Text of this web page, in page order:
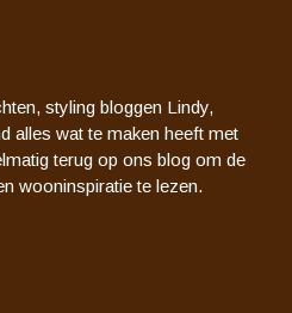
styling bloggen Lindy,
alles wat te maken heeft met
terug op ons blog om de
wooninspiratie te lezen.